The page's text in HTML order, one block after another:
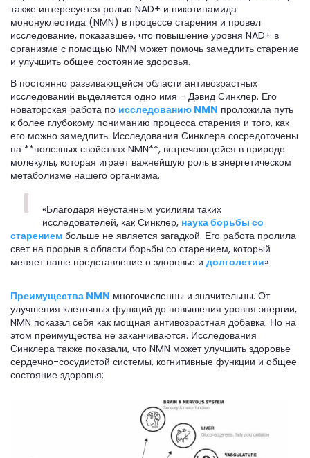
также интересуется ролью NAD+ и никотинамида
мононуклеотида (NMN) в процессе старения и провел
исследование, показавшее, что повышение уровня NAD+ в
организме с помощью NMN может помочь замедлить старение
и улучшить общее состояние здоровья.
В постоянно развивающейся области антивозрастных
исследований выделяется одно имя - Дэвид Синклер. Его
новаторская работа по исследованию NMN проложила путь
к более глубокому пониманию процесса старения и того, как
его можно замедлить. Исследования Синклера сосредоточены
на **полезных свойствах NMN**, встречающейся в природе
молекулы, которая играет важнейшую роль в энергетическом
метаболизме нашего организма.
«Благодаря неустанным усилиям таких
исследователей, как Синклер, наука борьбы со
старением больше не является загадкой. Его работа пролила
свет на прорыв в области борьбы со старением, который
меняет наше представление о здоровье и долголетии»
Преимущества NMN многочисленны и значительны. От
улучшения клеточных функций до повышения уровня энергии,
NMN показал себя как мощная антивозрастная добавка. Но на
этом преимущества не заканчиваются. Исследования
Синклера также показали, что NMN может улучшить здоровье
сердечно-сосудистой системы, когнитивные функции и общее
состояние здоровья: